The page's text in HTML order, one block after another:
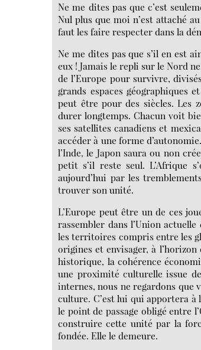
Ne me dites pas que c’est
Nul plus que moi n’est attaché
faut les faire respecter dans la
Ne me dites pas que s’il en est
eux ! Jamais le repli sur le Nord
de l’Europe pour survivre,
grands espaces géographiques
peut être pour des siècles. Les
durer longtemps. Chacun voit
ses satellites canadiens et
accéder à une forme
l’Inde, le Japon saura ou non
petit s’il reste seul. L’Afrique
aujourd’hui par les
trouver son unité.
L’Europe peut être un de ces
rassembler dans l’Union
les territoires compris entre les
origines et envisager, à
historique, la cohérence
une proximité culturelle issue
internes, nous ne regardons que
culture. C’est lui qui apportera à
le point de passage obligé entre
construire cette unité par la
fondée. Elle le demeure.